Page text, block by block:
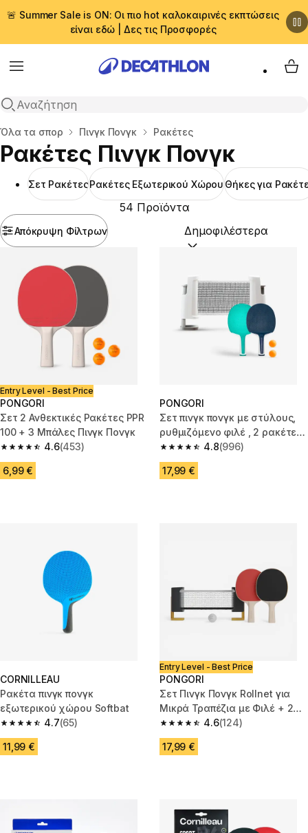
🚨 Summer Sale is ON: Οι πιο hot καλοκαιρινές εκπτώσεις
είναι εδώ | Δες τις Προσφορές
Menu
Αναζήτηση
My
Αρχική σελίδα
Όλα τα σπορ Πινγκ Πονγκ Ρακέτες
Ρακέτες Πινγκ Πονγκ
Σετ ΡακέτεςΡακέτες Εξωτερικού Χώρου Θήκες για
Απόκρυψη Φίλτρων
54 Προϊόντα
Ταξινόμηση κατά:
Entry Level - Best Price
PONGORI
Σετ 2 Ανθεκτικές Ρακέτες PPR
100 + 3 Μπάλες Πινγκ Πονγκ
4.6
4.6 out of 5 stars from 453 reviews
(453)
6,99 €
PONGORI
Σετ πινγκ πονγκ με στύλους,
ρυθμιζόμενο φιλέ , 2 ρακέτες
& 2 μπάλες - Λευκό/Γκρι
4.8
4.8 out of 5 stars from 996
(996)
17,99 €
CORNILLEAU
Ρακέτα πινγκ πονγκ
εξωτερικού χώρου Softbat
4.7
4.7 out of 5 stars from 65 reviews
(65)
11,99 €
Entry Level - Best Price
PONGORI
Σετ Πινγκ Πονγκ Rollnet για
Μικρά Τραπέζια με Φιλέ + 2
Ρακέτες PPR100 + 2 Μπάλες
4.6
4.6 out of 5 stars from 124
(124)
17,99 €